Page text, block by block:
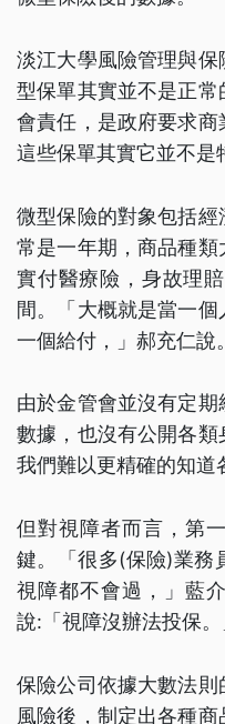
淡江大學風險管理與
型保單其實並不是正
會責任，是政府要求
這些保單其實它並不是
微型保險的對象包括
常是一年期，商品種
實付醫療險，身故理
間。「大概就是當一
一個給付，」郝充仁說。
由於金管會並沒有定
數據，也沒有公開各
我們難以更精確的知道
但對視障者而言，第
鍵。「很多(保險)業務
視障都不會過，」藍
說:「視障沒辦法投保。
保險公司依據大數法
風險後，制定出各種